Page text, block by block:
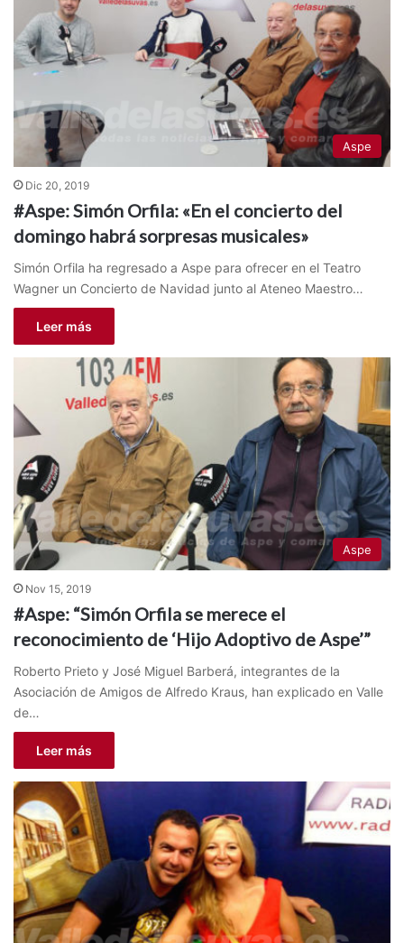
Aspe
Dic 20, 2019
#Aspe: Simón Orfila: «En el concierto del
domingo habrá sorpresas musicales»
Simón Orfila ha regresado a Aspe para ofrecer en el Teatro
Wagner un Concierto de Navidad junto al Ateneo Maestro…
Leer más
Aspe
Nov 15, 2019
#Aspe: “Simón Orfila se merece el
reconocimiento de ‘Hijo Adoptivo de Aspe’”
Roberto Prieto y José Miguel Barberá, integrantes de la
Asociación de Amigos de Alfredo Kraus, han explicado en Valle
de…
Leer más